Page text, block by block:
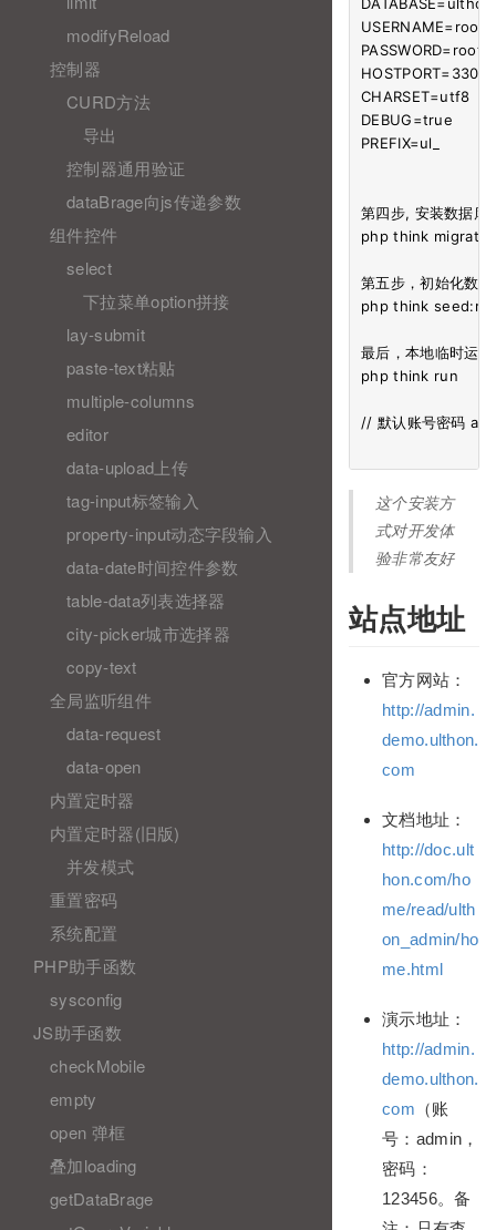
modifyReload
控制器
CURD方法
导出
控制器通用验证
dataBrage向js传递参数
组件控件
select
下拉菜单option拼接
lay-submit
paste-text粘贴
multiple-columns
editor
data-upload上传
tag-input标签输入
property-input动态字段输入
data-date时间控件参数
table-data列表选择器
city-picker城市选择器
copy-text
全局监听组件
data-request
data-open
内置定时器
内置定时器(旧版)
并发模式
重置密码
系统配置
PHP助手函数
sysconfig
JS助手函数
checkMobile
empty
open 弹框
叠加loading
getDataBrage
USERNAME=root
PASSWORD=root
HOSTPORT=3306
CHARSET=utf8
DEBUG=true
PREFIX=ul_
第四步, 安装数据库
php think
第五步，初始化数
php think
最后，本地临时运行
php think run
// 默认账号密码
这个安装方
式对开发体
验非常友好
站点地址
官方网站：
http://admin.
demo.ulthon.
com
文档地址：
http://doc.ult
hon.com/ho
me/read/ulth
on_admin/ho
me.html
演示地址：
http://admin.
demo.ulthon.
com （账
号：admin，
密码：
123456。备